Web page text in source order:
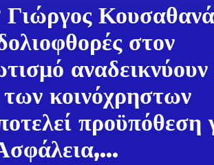
στον
αναδεικνύουν
κοινόχρηστων
προϋπόθεση